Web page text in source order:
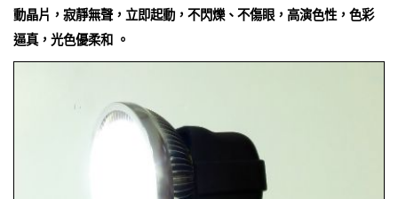
動晶片，寂靜無聲，立即起動，不閃爍、不傷眼，高演色性，色彩
逼真，光色優柔和 。